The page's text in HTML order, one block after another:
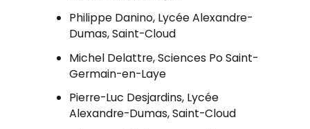
Philippe Danino, Lycée Alexandre-
Dumas, Saint-Cloud
Michel Delattre, Sciences Po Saint-
Germain-en-Laye
Pierre-Luc Desjardins, Lycée
Alexandre-Dumas, Saint-Cloud